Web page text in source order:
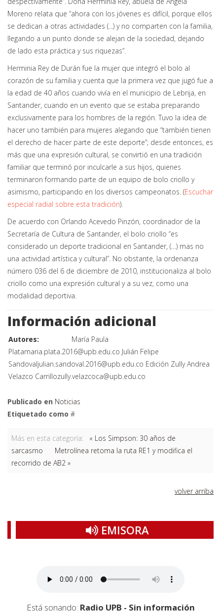
Moreno relata que “ahora con los jóvenes es difícil, porque ellos
se dedican a otras actividades (...) y no comparten con la familia,
llegando a un punto donde se alejan de la sociedad, dejando
de lado esta práctica y sus riquezas”.
​Herminia Rey de Durán fue la mujer que integró el bolo al
corazón de su familia y cuenta que la primera vez que jugó fue a
la edad de 40 años cuando vivía en el municipio de Lebrija, en
Santander, cuando en un evento que se estaba preparando
exclusivamente para los hombres de la región. Tuvo la idea de
hacer uno también para mujeres alegando que “también tienen
el derecho de hacer parte de este deporte”; desde entonces, es
más que una expresión cultural, se convirtió en una tradición
familiar que terminó por inculcarle a sus hijos, quienes
terminaron formando parte de un equipo de bolo criollo y
asimismo, participando en los diversos campeonatos. (Escuchar
especial radial sobre esta tradición).
De acuerdo con Orlando Acevedo Pinzón, coordinador de la
Secretaría de Cultura de Santander, el bolo criollo “es
considerado un deporte tradicional en Santander, (…) mas no
una actividad artística y cultural”. No obstante, la ordenanza
número 036 del 6 de diciembre de 2010, institucionaliza al bolo
criollo como una expresión cultural y a su vez, como una
modalidad deportiva.
Información adicional
Autores:
María Paula
Platamaria.plata.2016@upb.edu.co Julián Felipe
Sandovaljulian.sandoval.2016@upb.edu.co Edición Zully Andrea
Velazco Carrillozully.velazcoca@upb.edu.co
Publicado en Noticias
Etiquetado como
Más en esta categoría:
« Los Simpson: 30 años de
sarcasmo
Metrolínea retoma la ruta RE1 y modifica el
recorrido de AB2 »
volver arriba
EMISORA
Está sonando: Radio UPB - Sin información